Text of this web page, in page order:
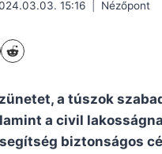
15:16 Nézőpont
a túszok
a civil
biztonságos